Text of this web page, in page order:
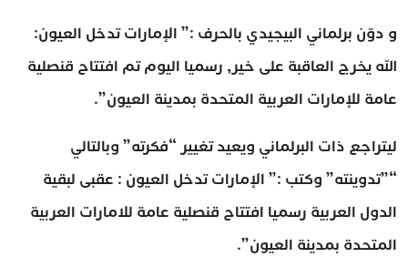
و دوّن برلماني البيجيدي بالحرف :” الإمارات تدخل العيون:
الله يخرج العاقبة على خير, رسميا اليوم تم افتتاح قنصلية
عامة للإمارات العربية المتحدة بمدينة العيون”.
ليتراجع ذات البرلماني ويعيد تغيير “فكرته” وبالتالي
“”تدوينته” وكتب :” الإمارات تدخل العيون : عقبى لبقية
الدول العربية رسميا افتتاح قنصلية عامة للامارات العربية
المتحدة بمدينة العيون”.